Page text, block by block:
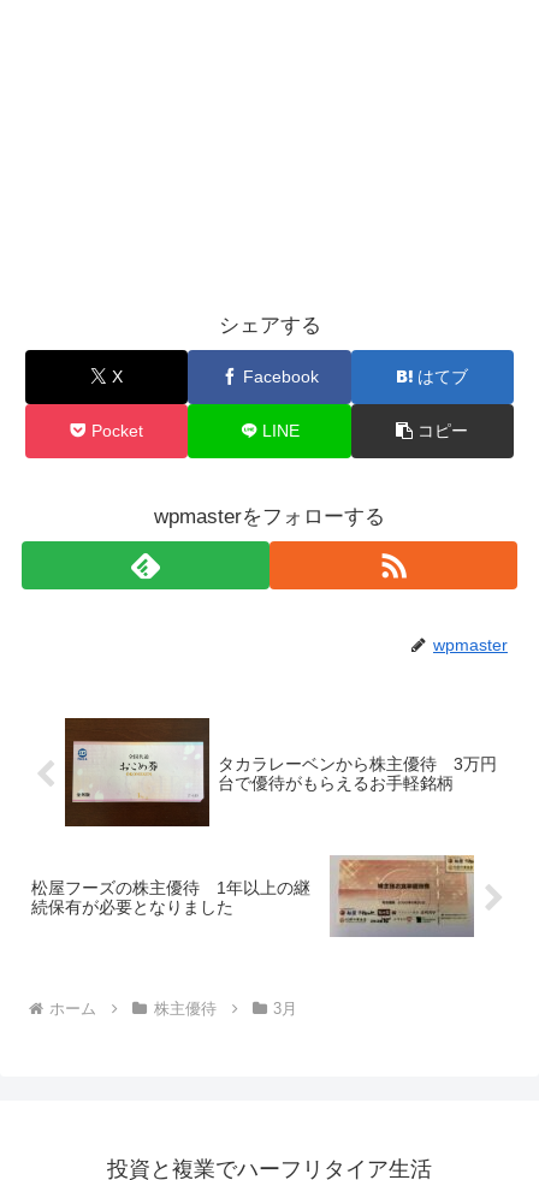
シェアする
X Facebook はてブ
Pocket LINE コピー
wpmasterをフォローする
wpmaster
タカラレーベンから株主優待 3万円
台で優待がもらえるお手軽銘柄
松屋フーズの株主優待 1年以上の継
続保有が必要となりました
ホーム 株主優待 3月
投資と複業でハーフリタイア生活